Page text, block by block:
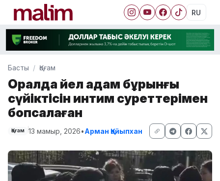
RU
Басты Қоғам
Оралда әйел адам бұрынғы
сүйіктісін интим суреттерімен
бопсалаған
Қоғам 13 мамыр, 2026•Арман Қайыпхан